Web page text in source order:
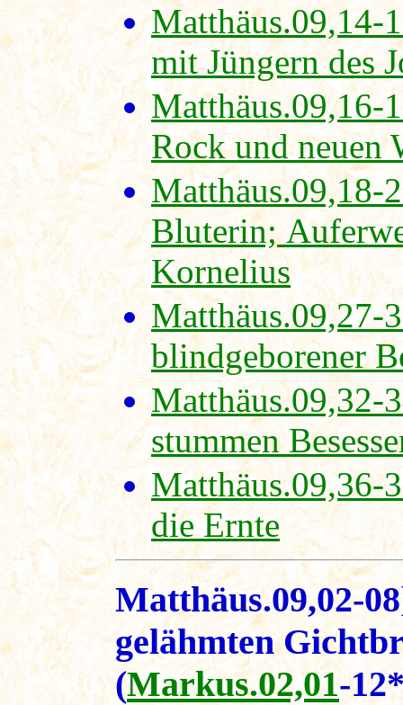
Matthäus.09,14-
mit Jüngern des
Matthäus.09,16-
Rock und neuen
Matthäus.09,18-
Bluterin;
Kornelius
Matthäus.09,27-
blindgeborener
Matthäus.09,32-
stummen
Matthäus.09,36-
die Ernte
Matthäus.09,02-
gelähmten
(Markus.02,01-